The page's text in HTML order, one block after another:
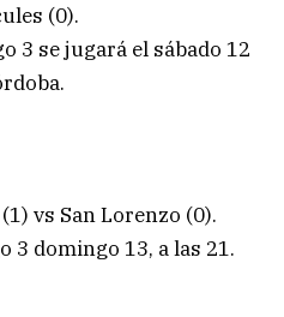
(0).
3 se jugará el sábado 12
vs San Lorenzo (0).
3 domingo 13, a las 21.